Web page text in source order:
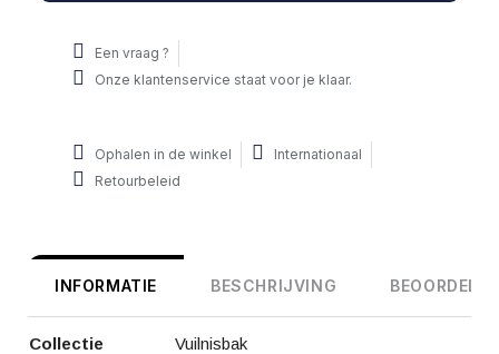
Een vraag ?
Onze klantenservice staat voor je klaar.
Ophalen in de winkel
Internationaal
Retourbeleid
INFORMATIE BESCHRIJVING
Collectie
Vuilnisbak